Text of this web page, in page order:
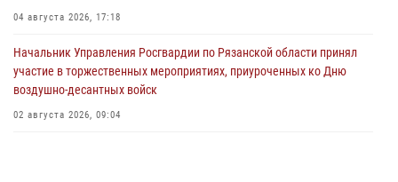
04 августа 2026, 17:18
Начальник Управления Росгвардии по Рязанской области принял
участие в торжественных мероприятиях, приуроченных ко Дню
воздушно-десантных войск
02 августа 2026, 09:04